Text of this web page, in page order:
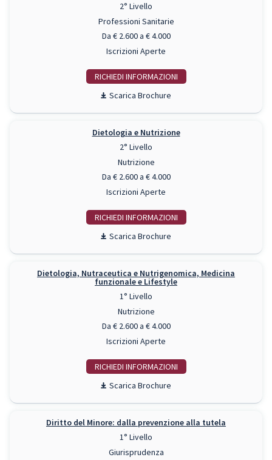
2° Livello
Professioni Sanitarie
Da € 2.600 a € 4.000
Iscrizioni Aperte
RICHIEDI INFO
Scarica Brochure
Dietologia e Nutrizione
2° Livello
Nutrizione
Da € 2.600 a € 4.000
Iscrizioni Aperte
RICHIEDI INFO
Scarica Brochure
Dietologia, Nutraceutica e Nutrigenomica, Medicina
funzionale e Lifestyle
1° Livello
Nutrizione
Da € 2.600 a € 4.000
Iscrizioni Aperte
RICHIEDI INFO
Scarica Brochure
Diritto del Minore: dalla prevenzione alla tutela
1° Livello
Giurisprudenza